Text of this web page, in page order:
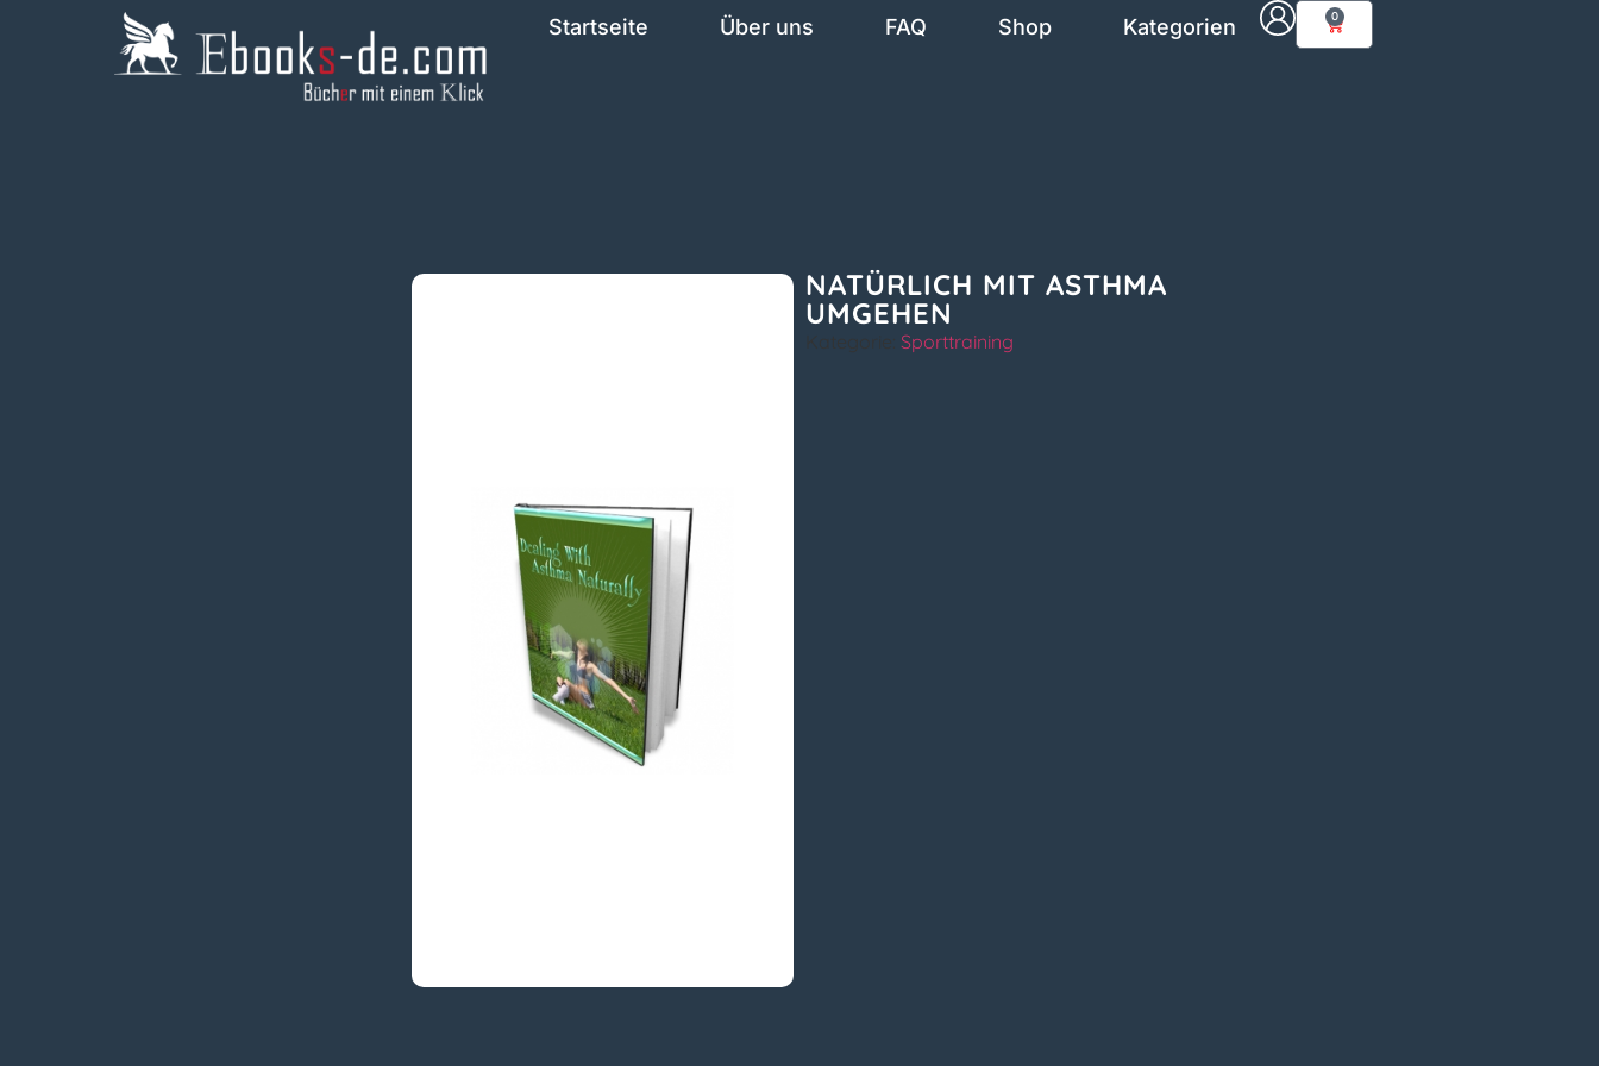
Startseite Über uns FAQ Shop Kategorien 0
NATÜRLICH MIT ASTHMA
UMGEHEN
Kategorie:Sporttraining